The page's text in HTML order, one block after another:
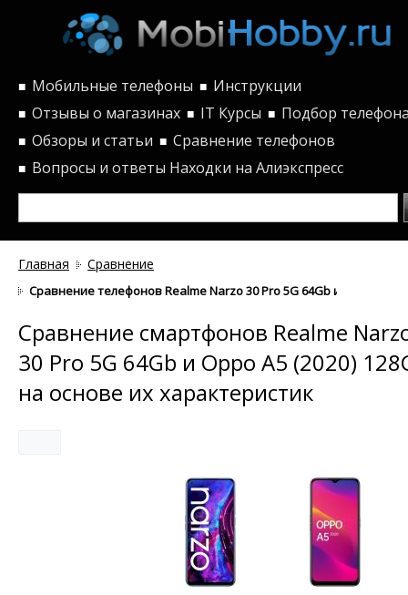
■ Мобильные телефоны ■ Инструкции
■ Отзывы о магазинах ■ IT Курсы ■ Подбор
■ Обзоры и статьи ■ Сравнение телефонов
■ Вопросы и ответы Находки на Алиэкспресс
Главная Сравнение
Сравнение телефонов Realme Narzo 30 Pro 5G 64Gb и Oppo A5
Сравнение смартфонов Realme
30 Pro 5G 64Gb и Oppo A5 (2020)
на основе их характеристик